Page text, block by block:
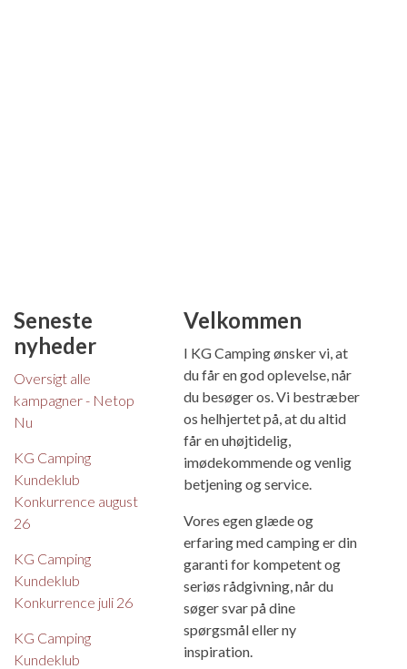
Seneste
nyheder
Oversigt alle
kampagner - Netop
Nu
KG Camping
Kundeklub
Konkurrence august
26
KG Camping
Kundeklub
Konkurrence juli 26
KG Camping
Kundeklub
Velkommen
I KG Camping ønsker vi, at
du får en god oplevelse, når
du besøger os. Vi bestræber
os helhjertet på, at du altid
får en uhøjtidelig,
imødekommende og venlig
betjening og service.
Vores egen glæde og
erfaring med camping er din
garanti for kompetent og
seriøs rådgivning, når du
søger svar på dine
spørgsmål eller ny
inspiration.